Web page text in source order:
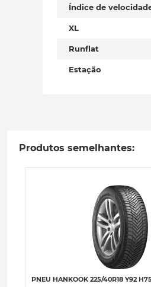
Índice de
XL
Runflat
Estação
Produtos semelhantes:
PNEU HANKOOK 225/40R18 Y92